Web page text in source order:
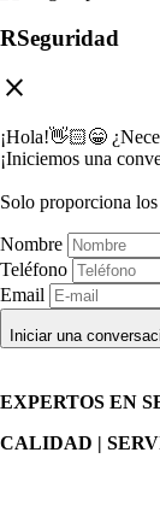
RSeguridad
close
¡Hola!👋🏻😁
¡Iniciemos una
Solo proporciona
Nombre
Teléfono
Email
Iniciar una
EXPERTOS EN
CALIDAD |